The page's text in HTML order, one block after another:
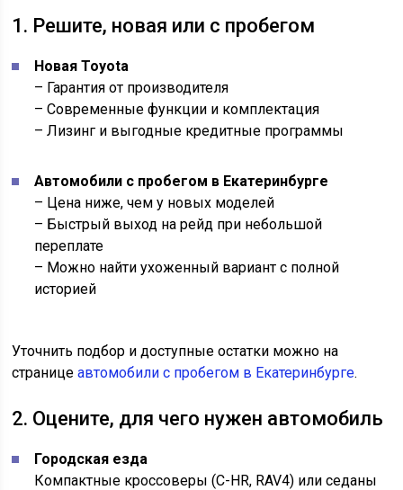
1. Решите, новая или с пробегом
Новая Toyota
– Гарантия от производителя
– Современные функции и комплектация
– Лизинг и выгодные кредитные программы
Автомобили с пробегом в Екатеринбурге
– Цена ниже, чем у новых моделей
– Быстрый выход на рейд при небольшой
переплате
– Можно найти ухоженный вариант с полной
историей
Уточнить подбор и доступные остатки можно на
страницеавтомобили с пробегом в Екатеринбурге.
2. Оцените, для чего нужен автомобиль
Городская езда
Компактные кроссоверы (C-HR, RAV4) или седаны